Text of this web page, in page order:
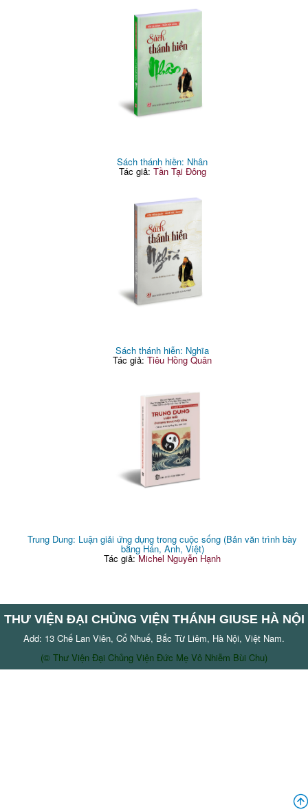
Sách thánh hiền: Nhân
Tác giả: Tần Tại Đông
Sách thánh hiễn: Nghĩa
Tác giả:Tiêu Hồng Quân
Trung Dung: Luận giải ứng dụng trong cuộc sống (Bản văn trình bày
bằng Hán, Anh, Việt)
Tác giả:Michel Nguyễn Hạnh
THƯ VIỆN ĐẠI CHỦNG VIỆN THÁNH GIUSE HÀ NỘI
Add: 13 Chế Lan Viên, Cổ Nhuế, Bắc Từ Liêm, Hà Nội, Việt Nam.
(© Thư Viện Đại Chủng Viện Đức Mẹ Vô Nhiễm Bùi Chu)